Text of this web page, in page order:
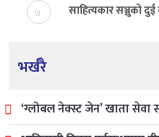
७ साहित्यकार सञ्जुको
भर्खरै
‘ग्लोबल नेक्स्ट जेन’ खाता सेवा